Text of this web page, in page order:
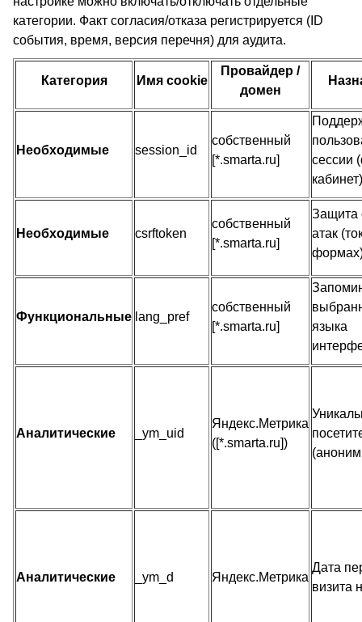
категории. Факт согласия/отказа регистрируется (ID
события, время, версия перечня) для аудита.
Категория Имя cookie
Провайдер /
домен
Необходимые session_id
собственный
[*.smarta.ru]
сессии
кабинет)
Необходимые csrftoken
собственный
[*.smarta.ru]
Защита
атак
Функциональные lang_pref
собственный
[*.smarta.ru]
языка
Аналитические _ym_uid
Яндекс.Метрика
([*.smarta.ru])
Аналитические _ym_d Яндекс.Метрика
Дата
визита